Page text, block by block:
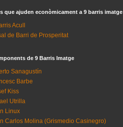
que ajuden econòmicament a 9 barris imatge
Acull
de Barri de Prosperitat
de 9 Barris Imatge
Sanagustín
Barbe
Kiss
Utrilla
Linux
Carlos Molina (Grismedio Casinegro)